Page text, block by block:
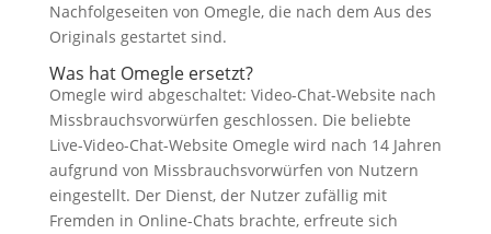
Nachfolgeseiten von Omegle, die nach dem Aus des
Originals gestartet sind.
Was hat Omegle ersetzt?
Omegle wird abgeschaltet: Video-Chat-Website nach
Missbrauchsvorwürfen geschlossen. Die beliebte
Live-Video-Chat-Website Omegle wird nach 14 Jahren
aufgrund von Missbrauchsvorwürfen von Nutzern
eingestellt. Der Dienst, der Nutzer zufällig mit
Fremden in Online-Chats brachte, erfreute sich